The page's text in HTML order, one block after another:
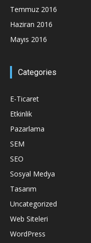
Temmuz 2016
Haziran 2016
Mayıs 2016
Categories
E-Ticaret
Etkinlik
Pazarlama
SEM
SEO
Sosyal Medya
Tasarım
Uncategorized
Web Siteleri
WordPress